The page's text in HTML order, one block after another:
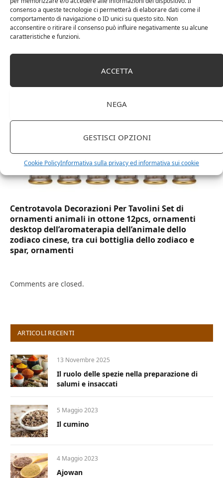
consenso a queste tecnologie ci permetterà di elaborare dati come il
comportamento di navigazione o ID unici su questo sito. Non
acconsentire o ritirare il consenso può influire negativamente su alcune
caratteristiche e funzioni.
ACCETTA
NEGA
GESTISCI OPZIONI
Cookie PolicyInformativa sulla privacy ed informativa sui cookie
DOT Horeca Solutions 1000 Bicchieri PET
usa e getta bicchiere riciclabili per acqua bevande
Centrotavola Decorazioni Per Tavolini Set di
ornamenti animali in ottone 12pcs, ornamenti
desktop dell’aromaterapia dell’animale dello
zodiaco cinese, tra cui bottiglia dello zodiaco e
spar, ornamenti
Comments are closed.
ARTICOLI RECENTI
13 Novembre 2025
Il ruolo delle spezie nella preparazione di
salumi e insaccati
5 Maggio 2023
Il cumino
4 Maggio 2023
Ajowan